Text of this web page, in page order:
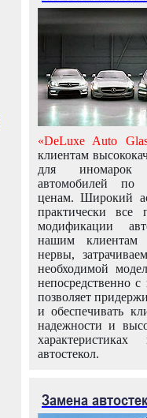
«DeLuxe Auto
клиентам
для иномарок
автомобилей
ценам. Широкий
практически все
модификации
нашим клиентам
нервы,
необходимой
непосредственно
позволяет
и обеспечивать
надежности и
автостекол.
Замена